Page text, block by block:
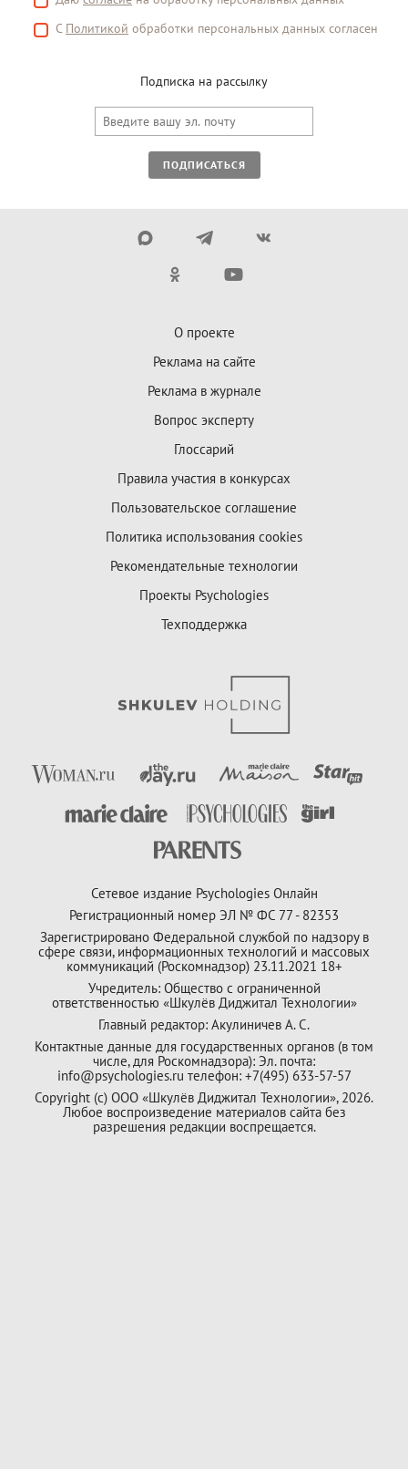
С Политикой обработки персональных данных согласен
Подписка на рассылку
ПОДПИСАТЬСЯ
О проекте
Реклама на сайте
Реклама в журнале
Вопрос эксперту
Глоссарий
Правила участия в конкурсах
Пользовательское соглашение
Политика использования cookies
Рекомендательные технологии
Проекты Psychologies
Техподдержка
Сетевое издание Psychologies Онлайн
Регистрационный номер ЭЛ № ФС 77 - 82353
Зарегистрировано Федеральной службой по надзору в
сфере связи, информационных технологий и массовых
коммуникаций (Роскомнадзор) 23.11.2021 18+
Учредитель: Общество с ограниченной
ответственностью «Шкулёв Диджитал Технологии»
Главный редактор: Акулиничев А. С.
Контактные данные для государственных органов (в том
числе, для Роскомнадзора): Эл. почта:
info@psychologies.ru телефон: +7(495) 633-57-57
Copyright (с) ООО «Шкулёв Диджитал Технологии», 2026.
Любое воспроизведение материалов сайта без
разрешения редакции воспрещается.